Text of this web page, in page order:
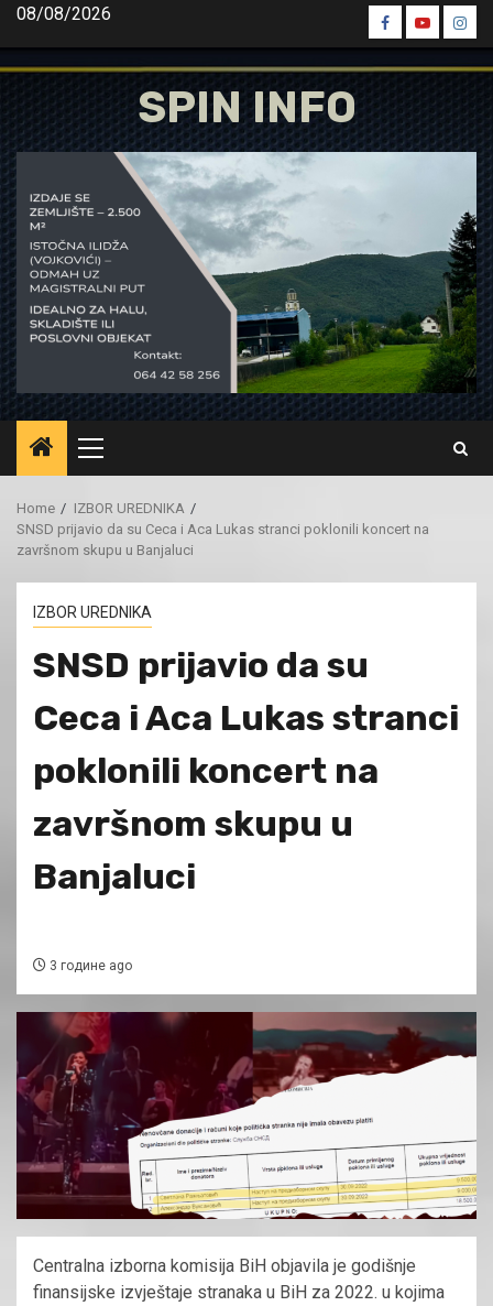
Skip
content
08/08/2026
Spin
Facebook
Spin
Youtube
Spin
SPIN INFO
Primary
Menu
Home
IZBOR UREDNIKA
SNSD prijavio da su Ceca i Aca Lukas stranci poklonili koncert na
završnom skupu u Banjaluci
IZBOR UREDNIKA
SNSD prijavio da su
Ceca i Aca Lukas stranci
poklonili koncert na
završnom skupu u
Banjaluci
3 године ago
Centralna izborna komisija BiH objavila je godišnje
finansijske izvještaje stranaka u BiH za 2022. u kojima